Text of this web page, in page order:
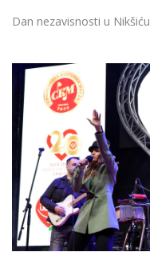
Dan nezavisnosti u Nikšiću